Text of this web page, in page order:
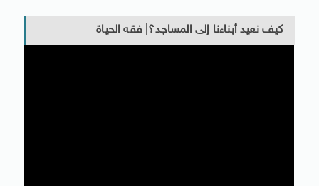
كيف نعيد أبناءنا إلى المساجد؟| فقه الحياة